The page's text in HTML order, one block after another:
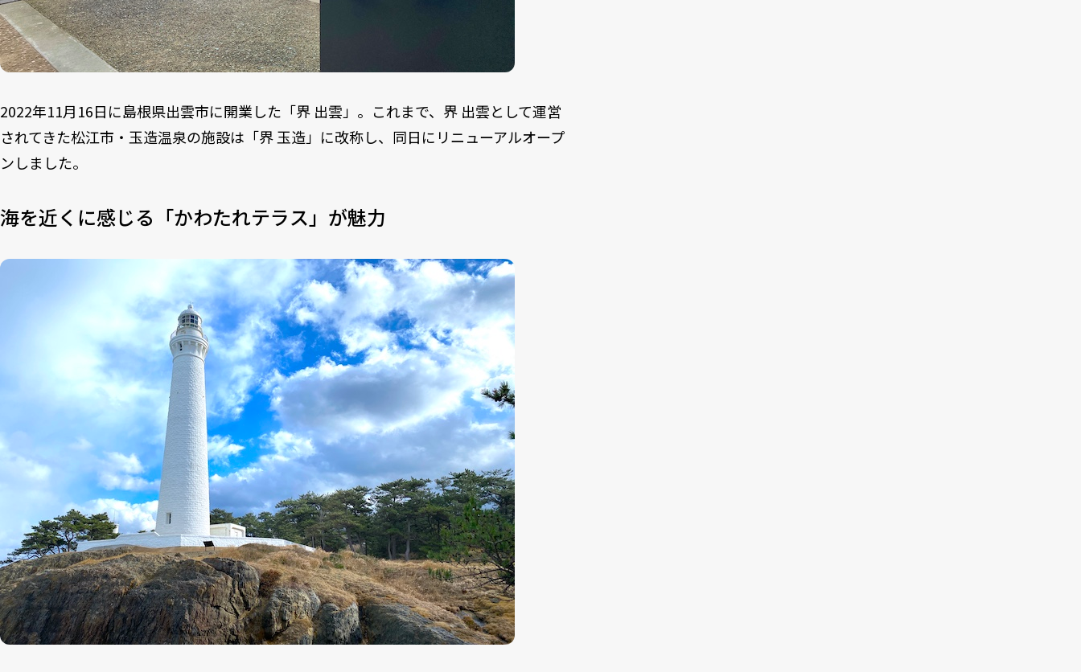
2022年11月16日に島根県出雲市に開業した「界 出雲」。これまで、界 出雲として運営
されてきた松江市・玉造温泉の施設は「界 玉造」に改称し、同日にリニューアルオープ
ンしました。
海を近くに感じる「かわたれテラス」が魅力